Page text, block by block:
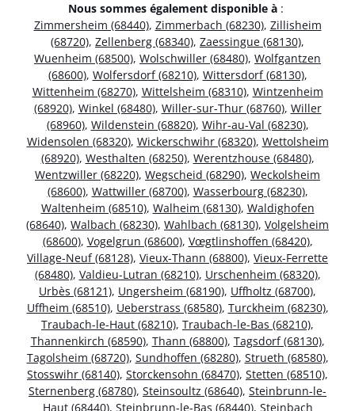
Nous sommes également disponible à :
Zimmersheim (68440), Zimmerbach (68230), Zillisheim
(68720), Zellenberg (68340), Zaessingue (68130),
Wuenheim (68500), Wolschwiller (68480), Wolfgantzen
(68600), Wolfersdorf (68210), Wittersdorf (68130),
Wittenheim (68270), Wittelsheim (68310), Wintzenheim
(68920), Winkel (68480), Willer-sur-Thur (68760), Willer
(68960), Wildenstein (68820), Wihr-au-Val (68230),
Widensolen (68320), Wickerschwihr (68320), Wettolsheim
(68920), Westhalten (68250), Werentzhouse (68480),
Wentzwiller (68220), Wegscheid (68290), Weckolsheim
(68600), Wattwiller (68700), Wasserbourg (68230),
Waltenheim (68510), Walheim (68130), Waldighofen
(68640), Walbach (68230), Wahlbach (68130), Volgelsheim
(68600), Vogelgrun (68600), Vœgtlinshoffen (68420),
Village-Neuf (68128), Vieux-Thann (68800), Vieux-Ferrette
(68480), Valdieu-Lutran (68210), Urschenheim (68320),
Urbès (68121), Ungersheim (68190), Uffholtz (68700),
Uffheim (68510), Ueberstrass (68580), Turckheim (68230),
Traubach-le-Haut (68210), Traubach-le-Bas (68210),
Thannenkirch (68590), Thann (68800), Tagsdorf (68130),
Tagolsheim (68720), Sundhoffen (68280), Strueth (68580),
Stosswihr (68140), Storckensohn (68470), Stetten (68510),
Sternenberg (68780), Steinsoultz (68640), Steinbrunn-le-
Haut (68440), Steinbrunn-le-Bas (68440), Steinbach